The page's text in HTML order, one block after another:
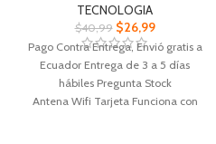
TECNOLOGIA
$40,99 $26,99
Pago Contra Entrega, Envió gratis a
Ecuador Entrega de 3 a 5 días
hábiles Pregunta Stock
Antena Wifi Tarjeta Funciona con